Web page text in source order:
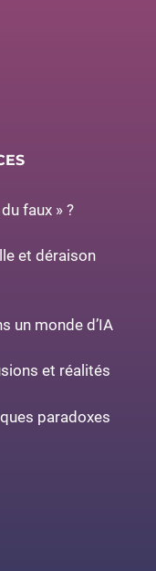
faux » ?
et déraison
un monde d’IA
et réalités
paradoxes